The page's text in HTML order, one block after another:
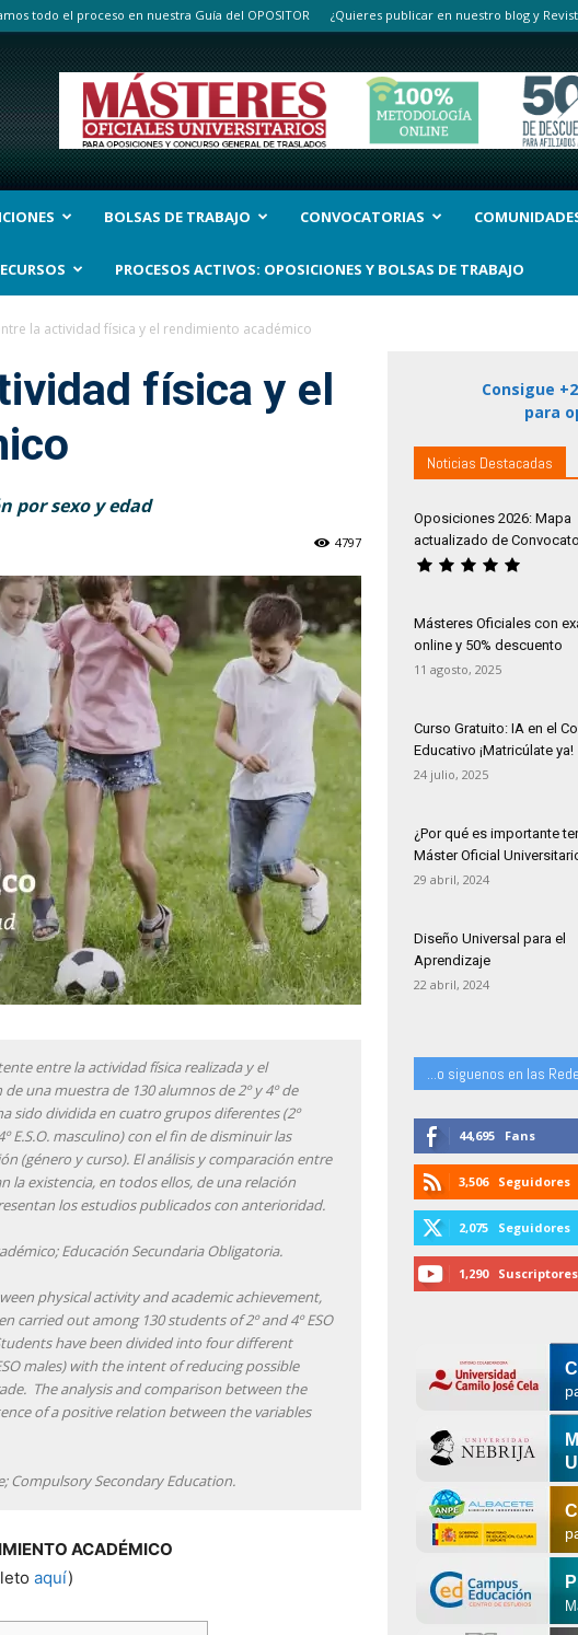
todo el proceso en nuestra Guía del OPOSITOR ¿Quieres publicar en nuestro blog y
BOLSAS DE TRABAJO CONVOCATORIAS
PROCESOS ACTIVOS: OPOSICIONES Y BOLSAS DE TRABAJO
la actividad física y el rendimiento académico
física y el
por sexo y edad
4797
entre la actividad física realizada y el
una muestra de 130 alumnos de 2º y 4º de
sido dividida en cuatro grupos diferentes (2º
E.S.O. masculino) con el fin de disminuir las
(género y curso). El análisis y comparación entre
existencia, en todos ellos, de una relación
los estudios publicados con anterioridad.
Educación Secundaria Obligatoria.
physical activity and academic achievement,
carried out among 130 students of 2º and 4º ESO
have been divided into four different
males) with the intent of reducing possible
The analysis and comparison between the
of a positive relation between the variables
Compulsory Secondary Education.
ACADÉMICO
aquí)
Consigue
para
Noticias Destacadas
Oposiciones 2026: Mapa
actualizado de
Másteres Oficiales con
online y 50% descuento
11 agosto, 2025
Curso Gratuito: IA en el
Educativo ¡Matricúlate ya!
24 julio, 2025
¿Por qué es importante
Máster Oficial
29 abril, 2024
Diseño Universal para el
Aprendizaje
22 abril, 2024
...o siguenos en las
44,695 Fans
3,506 Seguidores
2,075 Seguidores
1,290 Suscriptores